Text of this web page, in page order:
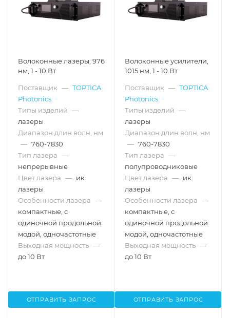
Волоконные лазеры, 976
нм, 1 - 10 Вт
Поставщик — TOPTICA
Photonics
Типы изделий —
лазеры
Диапазон длин волн, нм
— 760-7830
Тип лазера —
непрерывные
Цвет лазера — ик
лазеры
Особенности лазера —
компактные, с
одиночной продольной
модой, одночастотные
Выходная мощность —
до 10 Вт
ОТПРАВИТЬ ЗАПРОС
Волоконные усилители,
1015 нм, 1 - 10 Вт
Поставщик — TOPTICA
Photonics
Типы изделий —
лазеры
Диапазон длин волн, нм
— 760-7830
Тип лазера —
полупроводниковые
Цвет лазера — ик
лазеры
Особенности лазера —
компактные, с
одиночной продольной
модой, одночастотные
Выходная мощность —
до 10 Вт
ОТПРАВИТЬ ЗАПРОС